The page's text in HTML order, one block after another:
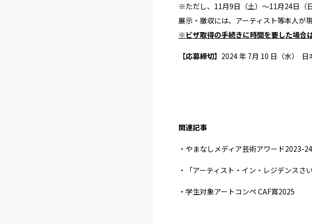
※ただし、11月9日（土）～11月24日（
展示・撤収には、アーティスト等本人が
※ビザ取得の手続きに時間を要した場合
【応募締切】 2024 年 7⽉ 10 ⽇（水）
関連記事
・やまなしメディア芸術アワード2023-
・「アーティスト・イン・レジデンスさ
・学生対象アートコンペ CAF賞2025